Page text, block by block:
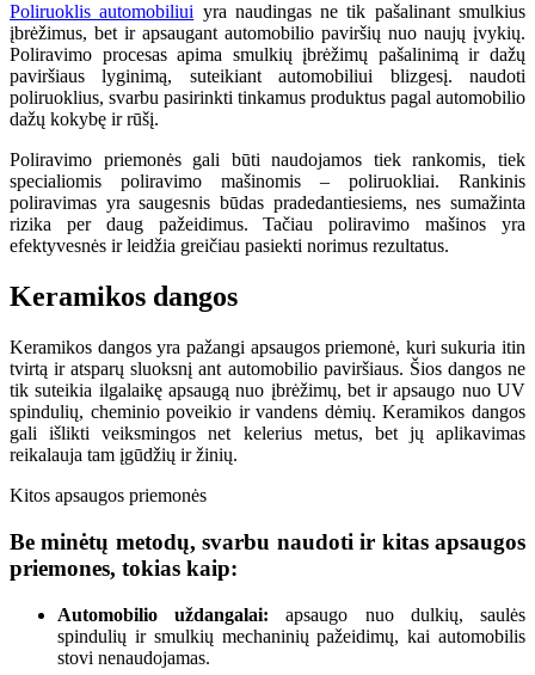
Poliruoklis automobiliui yra naudingas ne tik pašalinant smulkius
įbrėžimus, bet ir apsaugant automobilio paviršių nuo naujų įvykių.
Poliravimo procesas apima smulkių įbrėžimų pašalinimą ir dažų
paviršiaus lyginimą, suteikiant automobiliui blizgesį. naudoti
poliruoklius, svarbu pasirinkti tinkamus produktus pagal automobilio
dažų kokybę ir rūšį.
Poliravimo priemonės gali būti naudojamos tiek rankomis, tiek
specialiomis poliravimo mašinomis – poliruokliai. Rankinis
poliravimas yra saugesnis būdas pradedantiesiems, nes sumažinta
rizika per daug pažeidimus. Tačiau poliravimo mašinos yra
efektyvesnės ir leidžia greičiau pasiekti norimus rezultatus.
Keramikos dangos
Keramikos dangos yra pažangi apsaugos priemonė, kuri sukuria itin
tvirtą ir atsparų sluoksnį ant automobilio paviršiaus. Šios dangos ne
tik suteikia ilgalaikę apsaugą nuo įbrėžimų, bet ir apsaugo nuo UV
spindulių, cheminio poveikio ir vandens dėmių. Keramikos dangos
gali išlikti veiksmingos net kelerius metus, bet jų aplikavimas
reikalauja tam įgūdžių ir žinių.
Kitos apsaugos priemonės
Be minėtų metodų, svarbu naudoti ir kitas apsaugos
priemones, tokias kaip:
Automobilio uždangalai: apsaugo nuo dulkių, saulės
spindulių ir smulkių mechaninių pažeidimų, kai automobilis
stovi nenaudojamas.